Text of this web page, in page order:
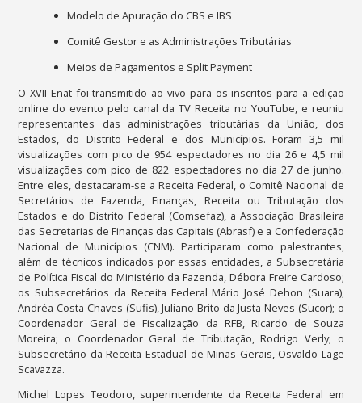
Modelo de Apuração do CBS e IBS
Comitê Gestor e as Administrações Tributárias
Meios de Pagamentos e Split Payment
O XVII Enat foi transmitido ao vivo para os inscritos para a edição
online do evento pelo canal da TV Receita no YouTube, e reuniu
representantes das administrações tributárias da União, dos
Estados, do Distrito Federal e dos Municípios. Foram 3,5 mil
visualizações com pico de 954 espectadores no dia 26 e 4,5 mil
visualizações com pico de 822 espectadores no dia 27 de junho.
Entre eles, destacaram-se a Receita Federal, o Comitê Nacional de
Secretários de Fazenda, Finanças, Receita ou Tributação dos
Estados e do Distrito Federal (Comsefaz), a Associação Brasileira
das Secretarias de Finanças das Capitais (Abrasf) e a Confederação
Nacional de Municípios (CNM). Participaram como palestrantes,
além de técnicos indicados por essas entidades, a Subsecretária
de Política Fiscal do Ministério da Fazenda, Débora Freire Cardoso;
os Subsecretários da Receita Federal Mário José Dehon (Suara),
Andréa Costa Chaves (Sufis), Juliano Brito da Justa Neves (Sucor); o
Coordenador Geral de Fiscalização da RFB, Ricardo de Souza
Moreira; o Coordenador Geral de Tributação, Rodrigo Verly; o
Subsecretário da Receita Estadual de Minas Gerais, Osvaldo Lage
Scavazza.
Michel Lopes Teodoro, superintendente da Receita Federal em